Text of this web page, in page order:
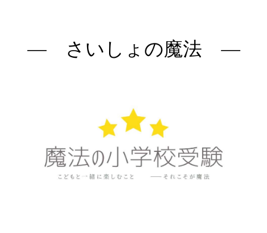
― さいしょの魔法―